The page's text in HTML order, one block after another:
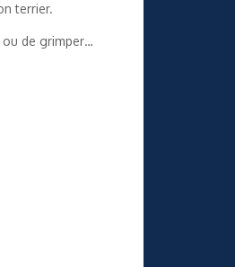
terrier.
de grimper…